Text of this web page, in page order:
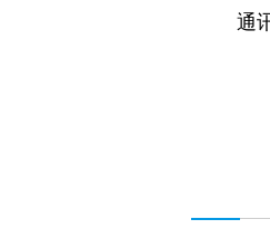
通讯